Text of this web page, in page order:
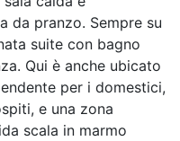
da pranzo. Sempre su
suite con bagno
Qui è anche ubicato
per i domestici,
e una zona
scala in marmo